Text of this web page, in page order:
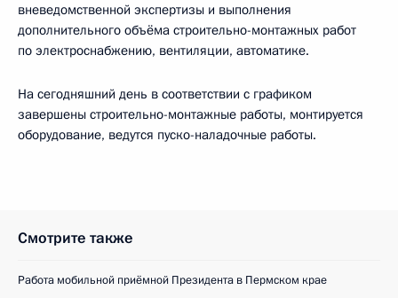
вневедомственной экспертизы и выполнения
дополнительного объёма строительно-монтажных работ
по электроснабжению, вентиляции, автоматике.
На сегодняшний день в соответствии с графиком
завершены строительно-монтажные работы, монтируется
оборудование, ведутся пуско-наладочные работы.
Смотрите также
Работа мобильной приёмной Президента в Пермском крае